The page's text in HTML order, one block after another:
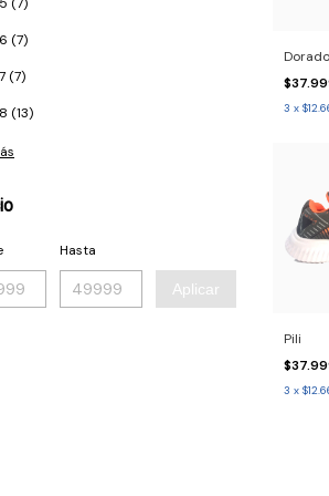
(7)
(7)
(13)
Hasta
Aplicar
Dorado
3 x
Pili
3 x